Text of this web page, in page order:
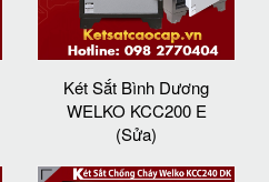
Két Sắt Bình Dương
WELKO KCC200 E
(Sửa)